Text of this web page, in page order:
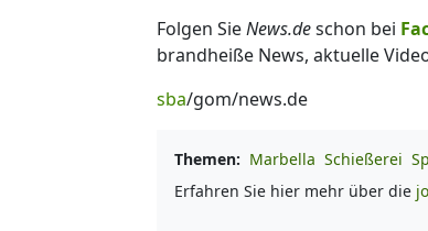
Folgen SieNews.deschon bei
brandheiße News, aktuelle
sba/gom/news.de
Themen: Marbella Schießerei
Erfahren Sie hier mehr über die